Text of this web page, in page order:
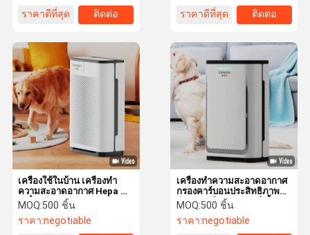
ราคาดีที่สุด
ติดต่อ
ราคาดีที่สุด
ติดต่อ
เครื่องทําความสะอาดอากาศ
กรองคาร์บอนประสิทธิภาพ
สําหรับหมีและขนสัตว์เลี้ยง
MOQ:500 ชิ้น
ราคา:negotiable
เครื่องใช้ในบ้าน เครื่องทํา
ความสะอาดอากาศ Hepa UV
เครื่องทําความสะอาดอากาศ
WiFi Remote
MOQ:500 ชิ้น
ราคา:negotiable